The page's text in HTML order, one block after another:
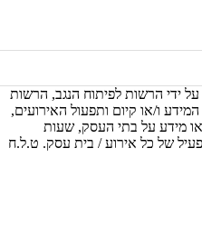
ידי הרשות לפיתוח הנגב, הרשות
ו/או קיום ותפעול האירועים,
או מידע על בתי העסק, שעות
של כל אירוע / בית עסק. ט.ל.ח